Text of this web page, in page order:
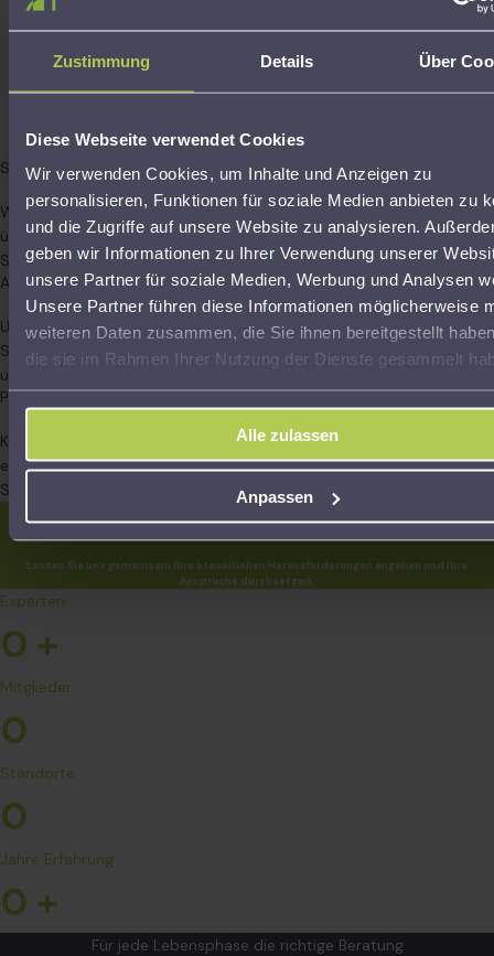
Zustimmung Details Über
Diese Webseite verwendet Cookies
Wir verwenden Cookies, um Inhalte und Anzeigen zu
personalisieren, Funktionen für soziale Medien anbieten zu
und die Zugriffe auf unsere Website zu analysieren.
geben wir Informationen zu Ihrer Verwendung unserer
unsere Partner für soziale Medien, Werbung und Analysen
Unsere Partner führen diese Informationen möglicherweise
weiteren Daten zusammen, die Sie ihnen bereitgestellt
die sie im Rahmen Ihrer Nutzung der Dienste gesammelt
Alle zulassen
Anpassen
Beratungsleistung. Sämtliche Leistungen im gesetzlichen
Beratungsumfang sind bereits mit dem jährlichen Mitgliedsbeitrag
sowie der einmaligen Aufnahmegebühr abgegolten – versteckte
über den Verein erfolgt durch die zuständige Oberfinanzbehörde.
Steuererklärung & Finanzamt
Wir erstellen Ihre Einkommensteuererklärung vollständig,
übernehmen den Schriftverkehr mit dem Finanzamt und begleiten
Sie bis zum Steuerbescheid.
Auch nach der Abgabe für Sie da
Unsere Unterstützung endet nicht mit der Abgabe Ihrer
Steuererklärung. Wir prüfen Bescheide, beantworten Rückfragen
und begleiten Sie bei allen weiteren Schritten.
Persönlich statt anonym
Keine Hotline, keine Software und keine Standardlösungen. Bei uns
erhalten Sie eine persönliche Beratung durch erfahrene
Steuerexperten.
Jetzt aktiv werden!
Lassen Sie uns gemeinsam Ihre steuerlichen Herausforderungen angehen und Ihre
Ansprüche durchsetzen.
Experten
0 +
Mitglieder
0
Standorte
0
Jahre Erfahrung
0 +
Für jede Lebensphase die richtige Beratung